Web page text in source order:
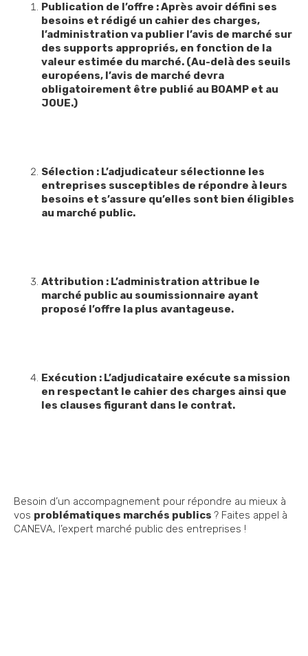
Publication de l’offre : Après avoir défini ses
besoins et rédigé un cahier des charges,
l’administration va publier l’avis de marché sur
des supports appropriés, en fonction de la
valeur estimée du marché. (Au-delà des seuils
européens, l’avis de marché devra
obligatoirement être publié au BOAMP et au
JOUE.)
Sélection : L’adjudicateur sélectionne les
entreprises susceptibles de répondre à leurs
besoins et s’assure qu’elles sont bien éligibles
au marché public.
Attribution : L’administration attribue le
marché public au soumissionnaire ayant
proposé l’offre la plus avantageuse.
Exécution : L’adjudicataire exécute sa mission
en respectant le cahier des charges ainsi que
les clauses figurant dans le contrat.
Besoin d’un accompagnement pour répondre au mieux à
vos problématiques marchés publics ? Faites appel à
CANEVA, l’expert marché public des entreprises !